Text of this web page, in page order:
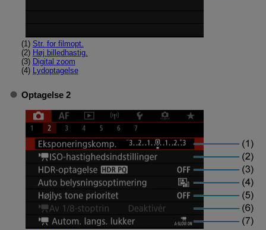
(1) Str. for filmopt.
(2) Høj billedhastig.
(3) Digital zoom
(4)
Lydoptagelse
Optagelse 2